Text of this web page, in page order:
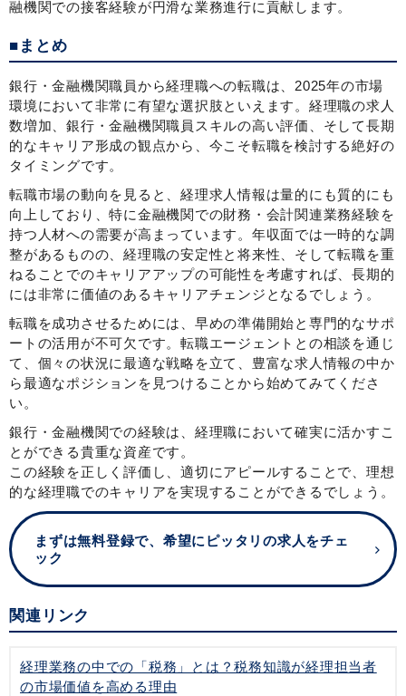
融機関での接客経験が円滑な業務進行に貢献します。
■まとめ
銀行・金融機関職員から経理職への転職は、2025年の市場
環境において非常に有望な選択肢といえます。経理職の求人
数増加、銀行・金融機関職員スキルの高い評価、そして長期
的なキャリア形成の観点から、今こそ転職を検討する絶好の
タイミングです。
転職市場の動向を見ると、経理求人情報は量的にも質的にも
向上しており、特に金融機関での財務・会計関連業務経験を
持つ人材への需要が高まっています。年収面では一時的な調
整があるものの、経理職の安定性と将来性、そして転職を重
ねることでのキャリアアップの可能性を考慮すれば、長期的
には非常に価値のあるキャリアチェンジとなるでしょう。
転職を成功させるためには、早めの準備開始と専門的なサポ
ートの活用が不可欠です。転職エージェントとの相談を通じ
て、個々の状況に最適な戦略を立て、豊富な求人情報の中か
ら最適なポジションを見つけることから始めてみてくださ
い。
銀行・金融機関での経験は、経理職において確実に活かすこ
とができる貴重な資産です。
この経験を正しく評価し、適切にアピールすることで、理想
的な経理職でのキャリアを実現することができるでしょう。
まずは無料登録で、希望にピッタリの求人をチェ
ック
関連リンク
経理業務の中での「税務」とは？税務知識が経理担当者
の市場価値を高める理由